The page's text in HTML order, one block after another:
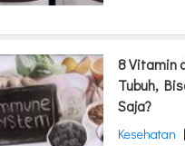
8 Vitamin
Tubuh,
Saja?
Kesehatan |